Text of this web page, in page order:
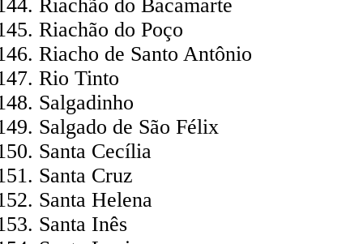
Riachão do Bacamarte
Riachão do Poço
Riacho de Santo Antônio
Rio Tinto
Salgadinho
Salgado de São Félix
Santa Cecília
Santa Cruz
Santa Helena
Santa Inês